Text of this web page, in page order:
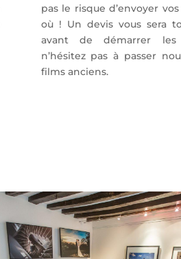
pas le risque d’envoyer
où ! Un devis vous sera
avant de démarrer les
n’hésitez pas à passer
films anciens.